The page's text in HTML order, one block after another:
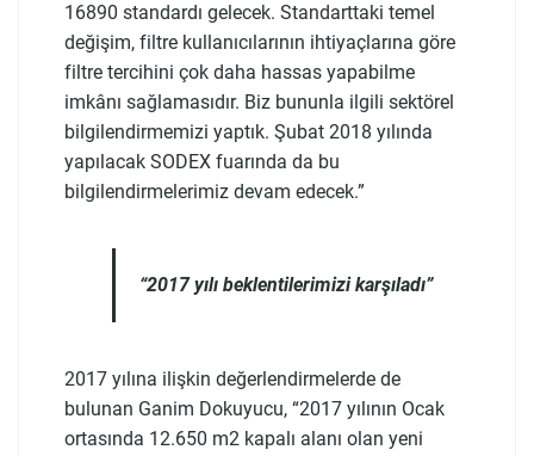
16890 standardı gelecek. Standarttaki temel
değişim, filtre kullanıcılarının ihtiyaçlarına göre
filtre tercihini çok daha hassas yapabilme
imkânı sağlamasıdır. Biz bununla ilgili sektörel
bilgilendirmemizi yaptık. Şubat 2018 yılında
yapılacak SODEX fuarında da bu
bilgilendirmelerimiz devam edecek.”
“2017 yılı beklentilerimizi karşıladı”
2017 yılına ilişkin değerlendirmelerde de
bulunan Ganim Dokuyucu, “2017 yılının Ocak
ortasında 12.650 m2 kapalı alanı olan yeni